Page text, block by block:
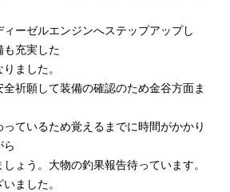
ーゼルエンジンへステップアップし
も充実した
ました。
祈願して装備の確認のため金谷方面ま
ているため覚えるまでに時間がかかり
ら
ょう。大物の釣果報告待っています。
ました。